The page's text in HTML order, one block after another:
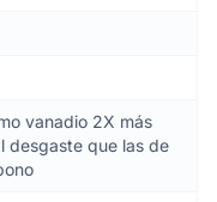
vanadio 2X más
desgaste que las de